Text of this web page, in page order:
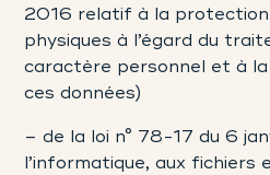
2016 relatif à la protection
physiques à l’égard du
caractère personnel et à
ces données)
– de la loi n° 78-17 du 6
l’informatique, aux fichiers